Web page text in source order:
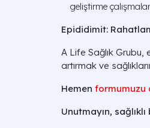
geliştirme
Epididimit:
A Life Sağlık
artırmak ve
Hemen formumuzu
Unutmayın,